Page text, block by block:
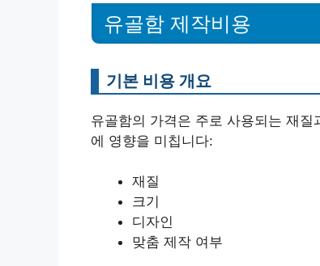
유골함 제작비용
기본 비용 개요
유골함의 가격은 주로 사용되는 재
에 영향을 미칩니다:
재질
크기
디자인
맞춤 제작 여부